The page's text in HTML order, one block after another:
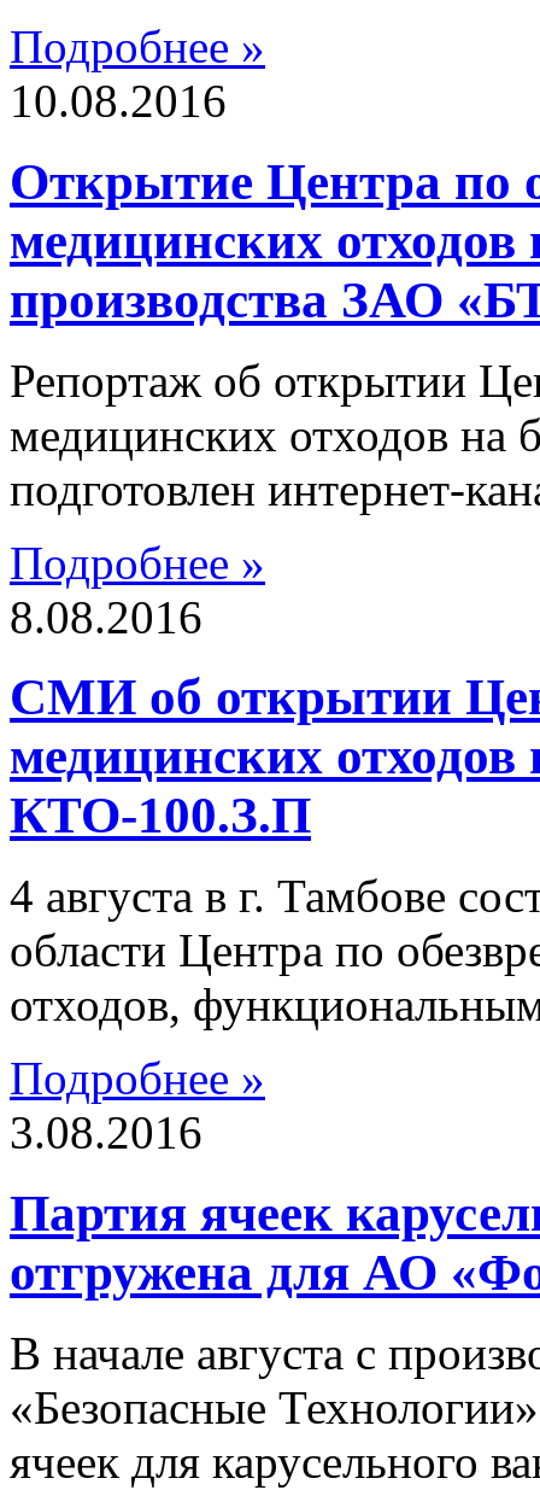
Подробнее »
10.08.2016
Открытие Центра по
медицинских отходов
производства ЗАО
Репортаж об открытии
медицинских отходов на
подготовлен интернет-
Подробнее »
8.08.2016
СМИ об открытии
медицинских отходов
КТО-100.З.П
4 августа в г. Тамбове
области Центра по
отходов,
Подробнее »
3.08.2016
Партия ячеек
отгружена для АО
В начале августа с
«Безопасные
ячеек для карусельного